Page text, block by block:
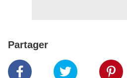
Partager